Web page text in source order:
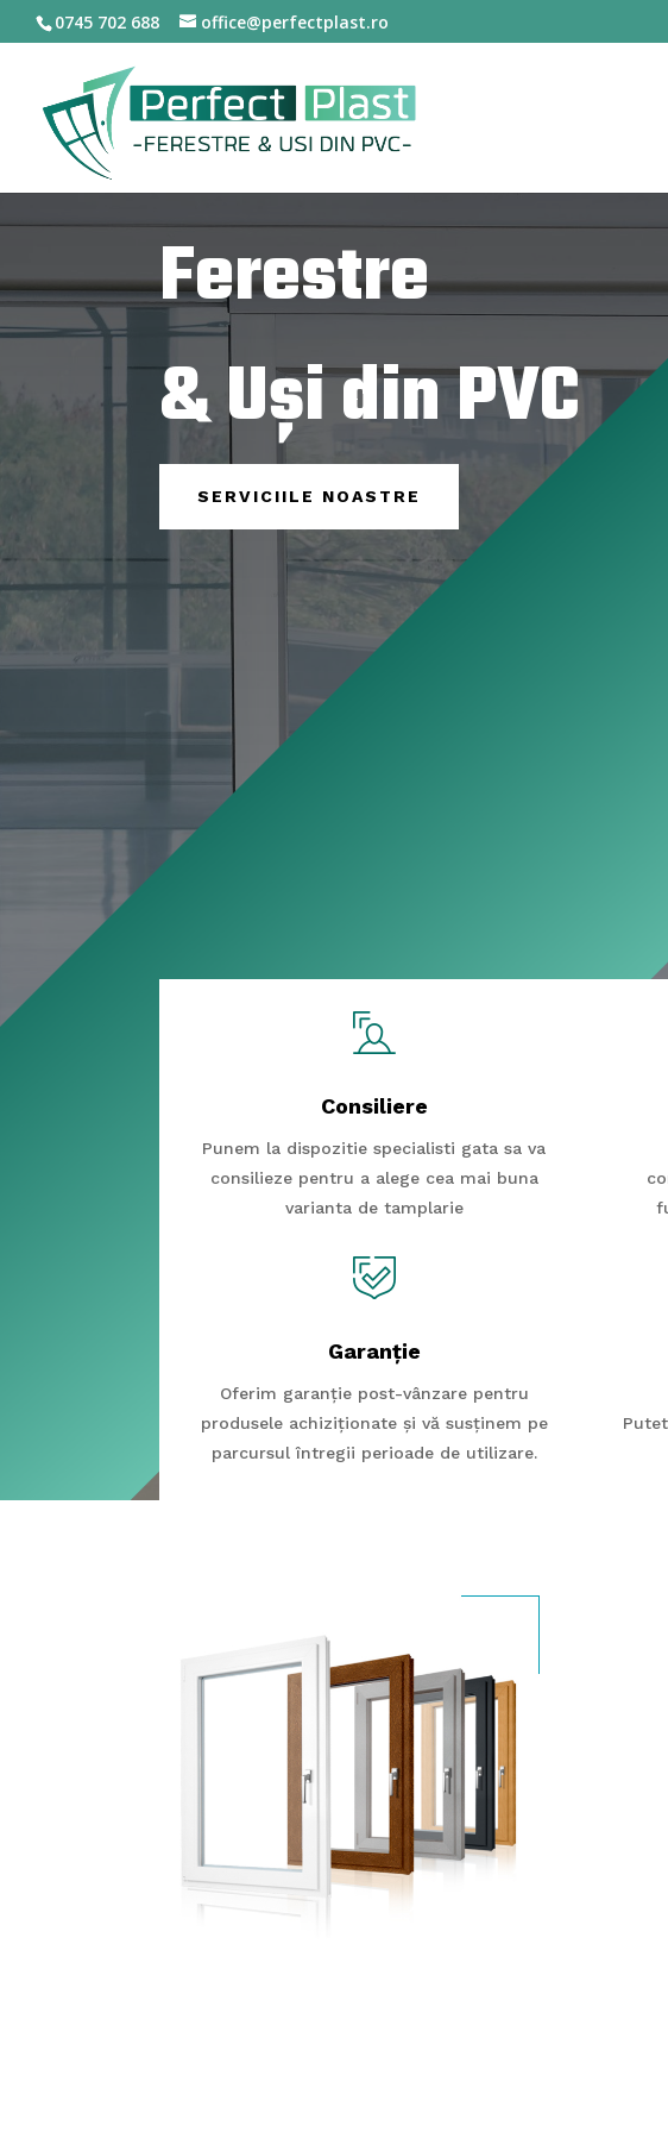
0745 702 688 office@perfectplast.ro
Ferestre
& Uși din PVC
SERVICIILE NOASTRE
Consiliere
Punem la dispozitie specialisti gata sa va
consilieze pentru a alege cea mai buna
varianta de tamplarie
Garanție
Oferim garanție post-vânzare pentru
produsele achiziționate și vă susținem pe
parcursul întregii perioade de utilizare.